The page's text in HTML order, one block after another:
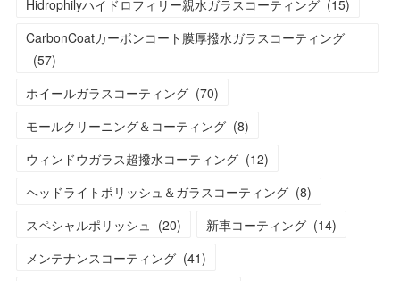
Hidrophilyハイドロフィリー親水ガラスコーティング (15)
CarbonCoatカーボンコート膜厚撥水ガラスコーティング
(57)
ホイールガラスコーティング (70)
モールクリーニング＆コーティング (8)
ウィンドウガラス超撥水コーティング (12)
ヘッドライトポリッシュ＆ガラスコーティング (8)
スペシャルポリッシュ (20) 新車コーティング (14)
メンテナンスコーティング (41)